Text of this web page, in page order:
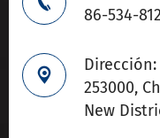
86-534-

Dirección:
253000,
New